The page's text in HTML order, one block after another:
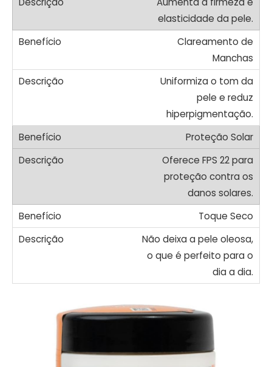
elasticidade da pele.
Clareamento de
Manchas
Uniformiza o tom da
pele e reduz
hiperpigmentação.
Proteção Solar
Oferece FPS 22 para
proteção contra os
danos solares.
Toque Seco
Não deixa a pele oleosa,
o que é perfeito para o
dia a dia.